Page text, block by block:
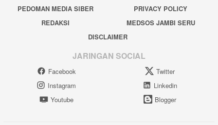
PEDOMAN MEDIA SIBER
PRIVACY POLICY
REDAKSI
MEDSOS JAMBI SERU
DISCLAIMER
JARINGAN SOCIAL
Facebook
Twitter
Instagram
Linkedin
Youtube
Blogger